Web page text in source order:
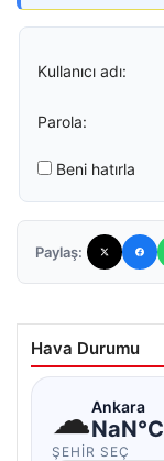
Kullanıcı adı:
Parola:
Beni hatırla
Paylaş:
Hava Durumu
☁Ankara
NaN°C
ŞEHIR SEÇ